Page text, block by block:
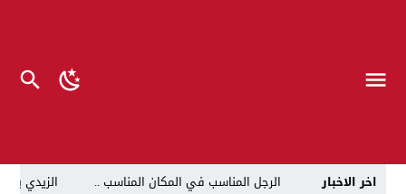
اخر الاخبار الرجل المناسب في المكان المناسب ..
الزيدي